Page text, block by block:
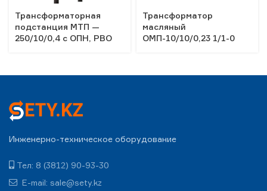
Трансформаторная
подстанция МТП —
250/10/0,4 с ОПН, РВО
Трансформатор
масляный
ОМП-10/10/0,23 1/1-0
Инженерно-техническое оборудование
Тел: 8 (3812) 90-93-30
E-mail: sale@sety.kz